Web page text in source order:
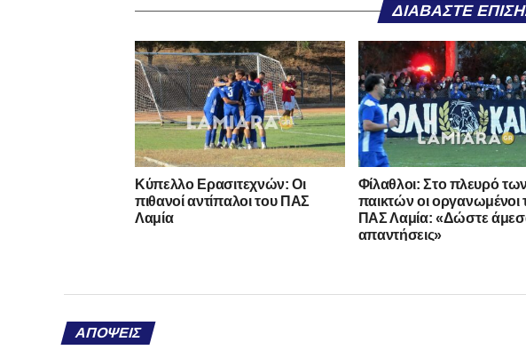
ΔΙΑΒΆΣΤΕ
Κύπελλο Ερασιτεχνών: Οι
πιθανοί αντίπαλοι του ΠΑΣ
Λαμία
Φίλαθλοι: Στο πλευρό
παικτών οι οργανωμένοι
ΠΑΣ Λαμία: «Δώστε
απαντήσεις»
ΑΠΌΨΕΙΣ